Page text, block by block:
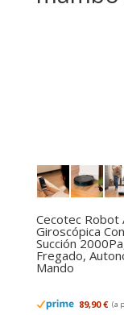
Cecotec Robot
Giroscópica
Succión
Fregado,
Mando
89,90 € (a